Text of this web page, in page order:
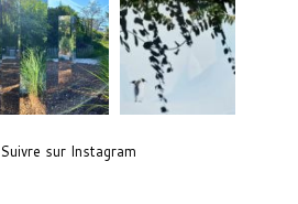
Suivre sur Instagram